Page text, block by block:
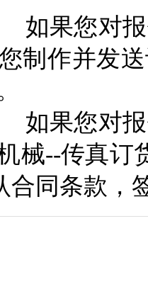
价单内
制作并发
价单内
械--传真订
合同条款，